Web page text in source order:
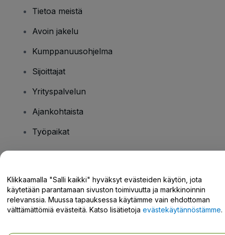
Tietoa meistä
Avoin jakelu
Kumppanuusohjelma
Sijoittajat
Yrityspalvelun
Ajankohtaista
Työpaikat
Tukikeskus / Ota meihin yhteyttä
Klikkaamalla "Salli kaikki" hyväksyt evästeiden käytön, jota
käytetään parantamaan sivuston toimivuutta ja markkinoinnin
relevanssia. Muussa tapauksessa käytämme vain ehdottoman
välttämättömiä evästeitä. Katso lisätietoja evästekäytännöstämme.